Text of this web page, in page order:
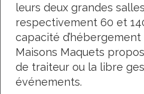
leurs deux grandes
respectivement 60 et
capacité
Maisons Maquets
de traiteur ou la libre
événements.